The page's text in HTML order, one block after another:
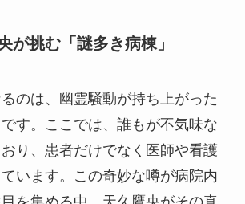
が挑む「謎多き病棟」
のは、幽霊騒動が持ち上がった
です。ここでは、誰もが不気味な
り、患者だけでなく医師や看護
います。この奇妙な噂が病院内